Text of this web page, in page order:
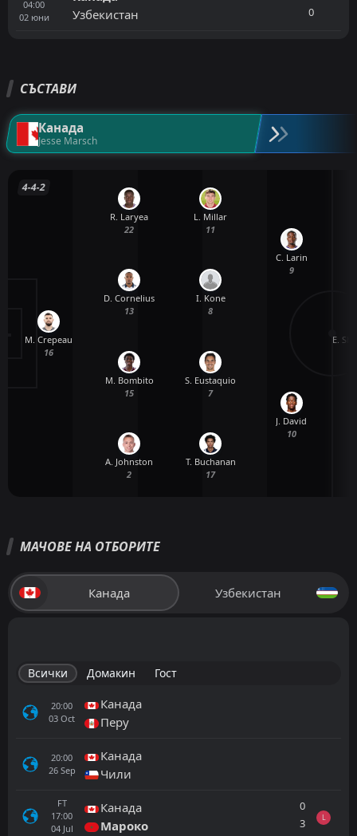
04:00
02 юни
Узбекистан
0
СЪСТАВИ
Канада
Jesse Marsch
4-4-2
M. Crepeau
16
A. Johnston
2
M. Bombito
15
D. Cornelius
13
R. Laryea
22
T. Buchanan
17
S. Eustaquio
7
I. Kone
8
L. Millar
11
J. David
10
C. Larin
9
E.
МАЧОВЕ НА ОТБОРИТЕ
Канада Узбекистан
Всички Домакин Гост
20:00
03 Oct
Канада
Перу
20:00
26 Sep
Канада
Чили
FT
17:00
04 Jul
Канада
Мароко
0
3
L